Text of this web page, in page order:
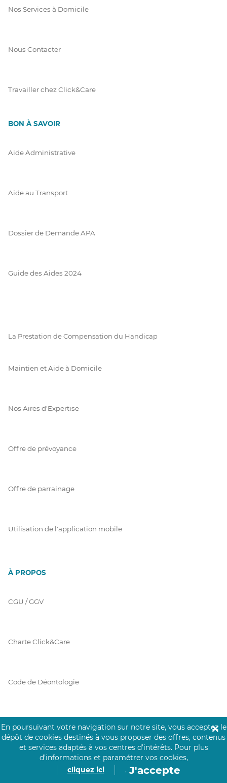
Nos Services à Domicile
Nous Contacter
Travailler chez Click&Care
BON À SAVOIR
Aide Administrative
Aide au Transport
Dossier de Demande APA
Guide des Aides 2024
La Prestation de Compensation du Handicap
Maintien et Aide à Domicile
Nos Aires d'Expertise
Offre de prévoyance
Offre de parrainage
Utilisation de l'application mobile
À PROPOS
CGU / GGV
Charte Click&Care
Code de Déontologie
Prérequis Click&Care
En poursuivant votre navigation sur notre site, vous acceptez le
dépôt de cookies destinés à vous proposer des offres, contenus
et services adaptés à vos centres d’intérêts. Pour plus
d’informations et paramétrer vos cookies,
cliquez ici
. J'accepte
✕